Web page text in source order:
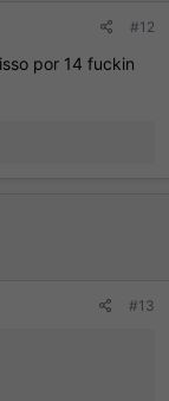
#12
por 14 fuckin
#13